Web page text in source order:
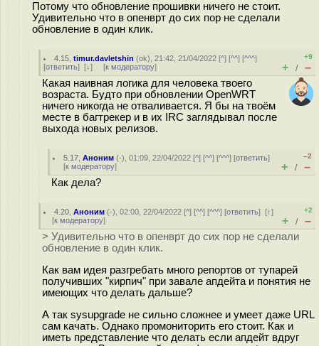
Потому что обновление прошивки ничего не стоит.
Удивительно что в опенврт до сих пор не сделали
обновление в один клик.
4.15 ,timur.davletshin (ok), 21:42, 21/04/2022 [^] [^^] [^^^]
[ответить] [↓] [к модератору]
+9
+ / –
Какая наивная логика для человека твоего
возраста. Будто при обновлении OpenWRT
ничего никогда не отваливается. Я бы на твоём
месте в багтрекер и в их IRC заглядывал после
выхода новых релизов.
5.17 ,Аноним (-), 01:09, 22/04/2022 [^] [^^] [^^^] [ответить]
[к модератору]
–2
+ / –
Как дела?
4.20 ,Аноним (-), 02:00, 22/04/2022 [^] [^^] [^^^] [ответить][↑]
[к модератору]
+2
+ / –
> Удивительно что в опенврт до сих пор не сделали
обновление в один клик.
Как вам идея разгребать много репортов от тупарей
получивших "кирпич" при завале апдейта и понятия не
имеющих что делать дальше?
А так sysupgrade не сильно сложнее и умеет даже URL
сам качать. Однако промониторить его стоит. Как и
иметь представление что делать если апдейт вдруг